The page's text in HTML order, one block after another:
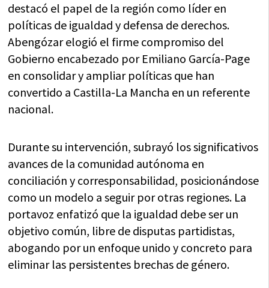
destacó el papel de la región como líder en
políticas de igualdad y defensa de derechos.
Abengózar elogió el firme compromiso del
Gobierno encabezado por Emiliano García-Page
en consolidar y ampliar políticas que han
convertido a Castilla-La Mancha en un referente
nacional.
Durante su intervención, subrayó los significativos
avances de la comunidad autónoma en
conciliación y corresponsabilidad, posicionándose
como un modelo a seguir por otras regiones. La
portavoz enfatizó que la igualdad debe ser un
objetivo común, libre de disputas partidistas,
abogando por un enfoque unido y concreto para
eliminar las persistentes brechas de género.